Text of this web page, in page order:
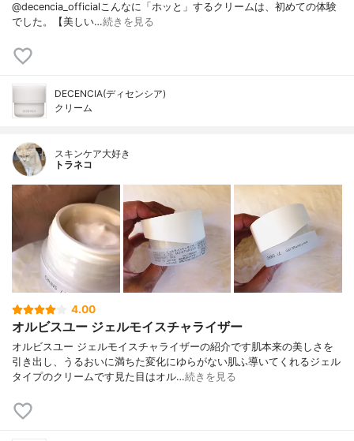
@decencia_officialこんなに「ホッと」するクリームは、初めての体験
でした。【美しい…続きを見る
DECENCIA(ディセンシア)
クリーム
スキンケア大好き
トラネコ
4.00
オルビスユー ジェルモイスチャライザー
オルビスユー ジェルモイスチャライザーの紹介です肌本来の美しさを
引き出し、うるおいに満ちた変化にゆらがない肌ふ導いてくれるジェル
タイプのクリームです見た目はオル…続きを見る